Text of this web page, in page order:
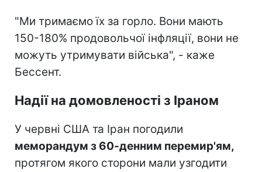
"Ми тримаємо їх за горло. Вони мають
150-180% продовольчої інфляції, вони не
можуть утримувати війська", - каже
Бессент.
Надії на домовленості з Іраном
У червні США та Іран погодили
меморандум з 60-денним перемир'ям,
протягом якого сторони мали узгодити